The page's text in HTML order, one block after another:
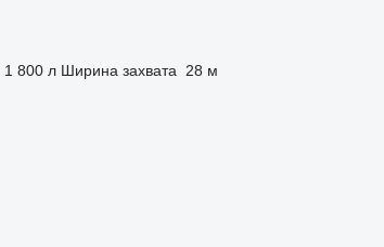
1 800 л Ширина захвата
28 м